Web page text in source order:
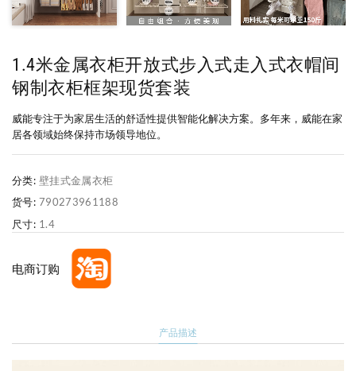
1.4米金属衣柜开放式步入式走入式衣帽间
钢制衣柜框架现货套装
威能专注于为家居生活的舒适性提供智能化解决方案。多年来，威能在家
居各领域始终保持市场领导地位。
分类: 壁挂式金属衣柜
货号: 790273961188
尺寸: 1.4
电商订购
产品描述